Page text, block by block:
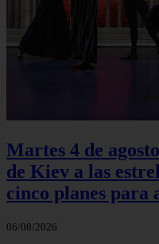
Martes 4 de
de Kiev a las
cinco planes para
06/08/2026